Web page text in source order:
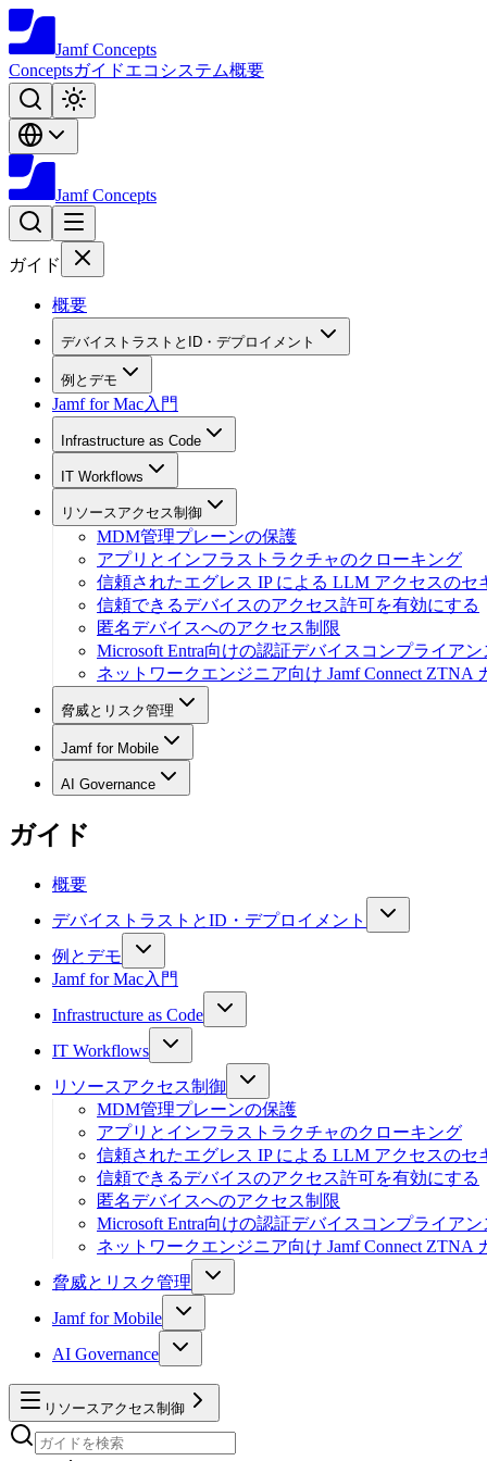
Jamf Concepts
Conceptsガイドエコシステム概要
Jamf Concepts
ガイド
概要
デバイストラストとID・デプロイメント
例とデモ
Jamf for Mac入門
Infrastructure as Code
IT Workflows
リソースアクセス制御
MDM管理プレーンの保護
アプリとインフラストラクチャのクローキング
信頼されたエグレス IP による LLM アクセスのセ
信頼できるデバイスのアクセス許可を有効にする
匿名デバイスへのアクセス制限
Microsoft Entra向けの認証デバイスコンプライアン
ネットワークエンジニア向け Jamf Connect ZTNA
脅威とリスク管理
Jamf for Mobile
AI Governance
ガイド
概要
デバイストラストとID・デプロイメント
例とデモ
Jamf for Mac入門
Infrastructure as Code
IT Workflows
リソースアクセス制御
MDM管理プレーンの保護
アプリとインフラストラクチャのクローキング
信頼されたエグレス IP による LLM アクセスのセ
信頼できるデバイスのアクセス許可を有効にする
匿名デバイスへのアクセス制限
Microsoft Entra向けの認証デバイスコンプライアン
ネットワークエンジニア向け Jamf Connect ZTNA
脅威とリスク管理
Jamf for Mobile
AI Governance
リソースアクセス制御